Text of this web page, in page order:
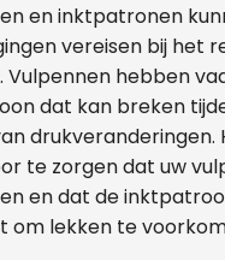
en inktpatronen
vereisen bij het
Vulpennen hebben
dat kan breken
drukveranderingen.
te zorgen dat uw
en dat de
om lekken te